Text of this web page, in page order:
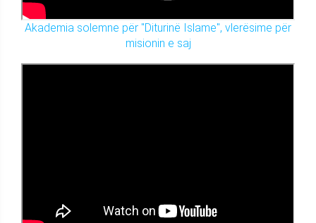
Akademia solemne për "Diturinë Islame", vlerësime për
misionin e saj